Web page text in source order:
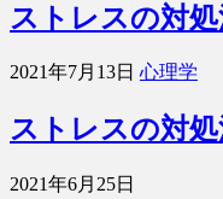
ストレスの対
2021年7月13日 心理学
ストレスの対
2021年6月25日